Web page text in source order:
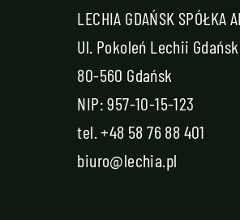
LECHIA GDAŃSK SPÓŁKA
Ul. Pokoleń Lechii Gdańsk
80-560 Gdańsk
NIP: 957-10-15-123
tel.+48 58 76 88 401
biuro@lechia.pl